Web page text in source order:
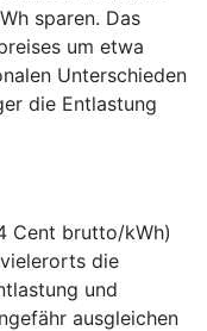
sparen. Das
um etwa
Unterschieden
die Entlastung
Cent brutto/kWh)
die
und
ausgleichen